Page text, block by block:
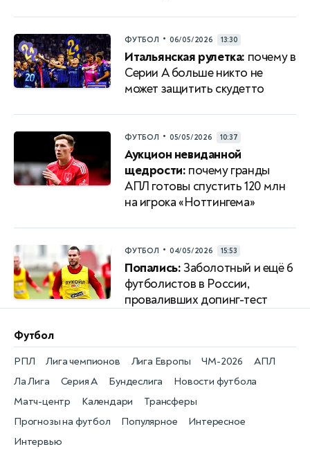
ФУТБОЛ • 06/05/2026 13:30
Итальянская рулетка: почему в
Серии A больше никто не
может защитить скудетто
ФУТБОЛ • 05/05/2026 10:37
Аукцион невиданной
щедрости: почему гранды
АПЛ готовы спустить 120 млн
на игрока «Ноттингема»
ФУТБОЛ • 04/05/2026 15:53
Попались:Заболотный и ещё 6
футболистов в России,
проваливших допинг-тест
Футбол
Новости футбола
РПЛ
Матч-центр
Лига чемпионов
Календари
Лига Европы
Трансферы
ЧМ-2026
Прогнозы на футбол
АПЛ
Популярное
Ла Лига
Интересное
Серия А
Интервью
Бундеслига